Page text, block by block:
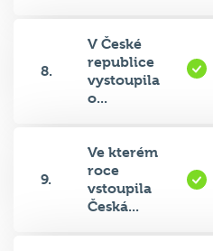
8.
V České
republice
vystoupila
o...
9.
Ve kterém
roce
vstoupila
Česká...